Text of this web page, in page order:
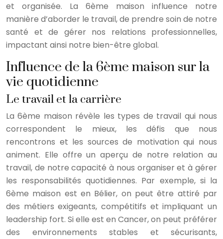
et organisée. La 6ème maison influence notre
manière d’aborder le travail, de prendre soin de notre
santé et de gérer nos relations professionnelles,
impactant ainsi notre bien-être global.
Influence de la 6ème maison sur la
vie quotidienne
Le travail et la carrière
La 6ème maison révèle les types de travail qui nous
correspondent le mieux, les défis que nous
rencontrons et les sources de motivation qui nous
animent. Elle offre un aperçu de notre relation au
travail, de notre capacité à nous organiser et à gérer
les responsabilités quotidiennes. Par exemple, si la
6ème maison est en Bélier, on peut être attiré par
des métiers exigeants, compétitifs et impliquant un
leadership fort. Si elle est en Cancer, on peut préférer
des environnements stables et sécurisants,